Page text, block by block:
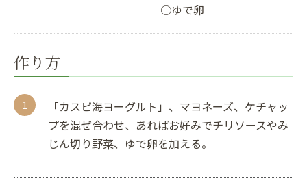
○ゆで卵
作り方
「カスピ海ヨーグルト」、マヨネーズ、ケチャッ
プを混ぜ合わせ、あればお好みでチリソースやみ
じん切り野菜、ゆで卵を加える。